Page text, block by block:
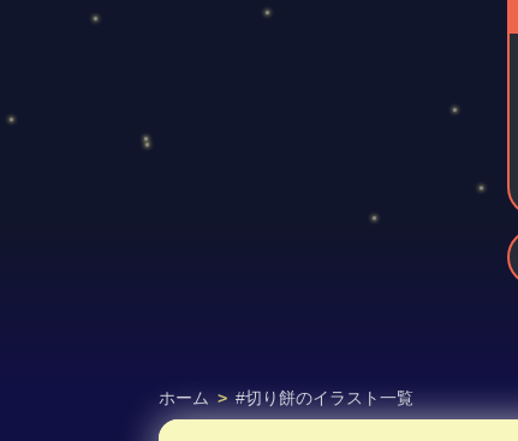
ホーム > #切り餅のイラスト一覧